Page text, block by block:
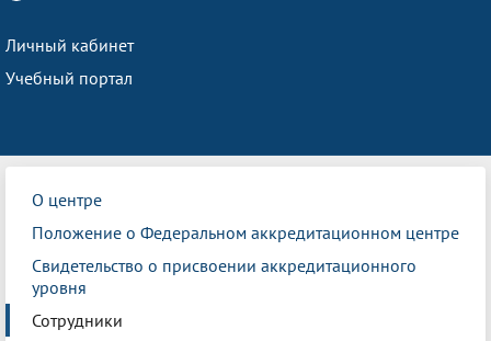
Личный кабинет
Учебный портал
О центре
Положение о Федеральном аккредитационном центре
Свидетельство о присвоении аккредитационного
уровня
Сотрудники